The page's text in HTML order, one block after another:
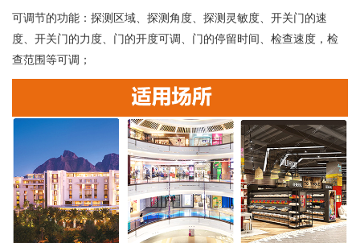
可调节的功能：探测区域、探测角度、探测灵敏度、开关门的速
度、开关门的力度、门的开度可调、门的停留时间、检查速度，检
查范围等可调；